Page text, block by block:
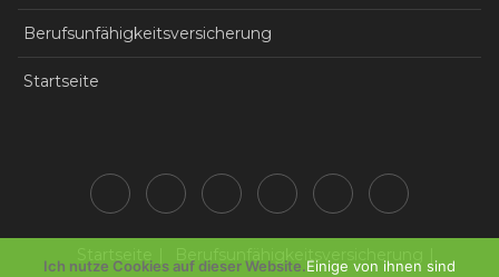
Berufsunfähigkeitsversicherung
Startseite
Ich nutze Cookies auf dieser Website.Einige von ihnen sind